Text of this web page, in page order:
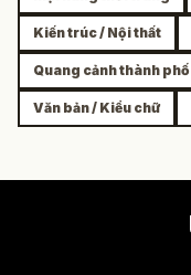
Kiến trúc / Nội thất
Quang cảnh thành
Văn bản / Kiểu chữ